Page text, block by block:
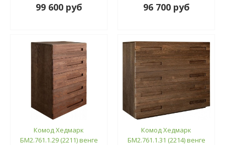
99 600 руб 96 700 руб
Комод Хедмарк
БМ2.761.1.29 (2211) венге
Комод Хедмарк
БМ2.761.1.31 (2214) венге